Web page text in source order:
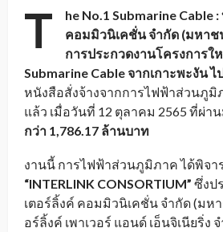
T he No.1 Submarine Cable
คอมมิวนิเคชั่น จำกัด (มหาช
การประกวดงานโครงการใ
Submarine Cable จากเกาะพะงัน ไ
หนังสือสั่งจ้างจากการไฟฟ้าส่วนภูมิ
แล้ว เมื่อวันที่ 12 ตุลาคม 2565 ที่ผ่า
กว่า 1,786.17 ล้านบาท
งานนี้ การไฟฟ้าส่วนภูมิภาค ได้พิจ
“INTERLINK CONSORTIUM” ซึ่งป
เตอร์ลิ้งค์ คอมมิวนิเคชั่น จำกัด (มห
อร์ลิ้งค์ เพาเวอร์ แอนด์ เอ็นจิเนียริ่ง